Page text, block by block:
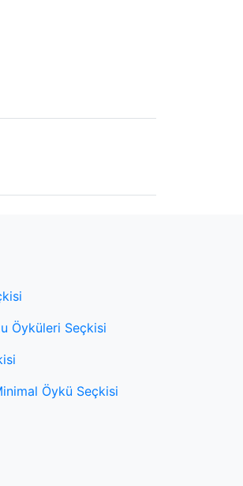
Öyküleri Seçkisi
Öykü Seçkisi